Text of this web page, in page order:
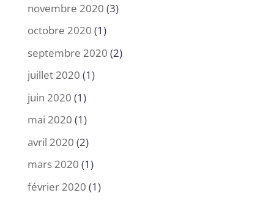
novembre 2020 (3)
octobre 2020 (1)
septembre 2020 (2)
juillet 2020 (1)
juin 2020 (1)
mai 2020 (1)
avril 2020 (2)
mars 2020 (1)
février 2020 (1)